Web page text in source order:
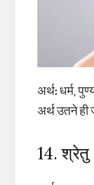
अर्थ:धर्म,
अर्थ उतने ही
14. श्रेतु